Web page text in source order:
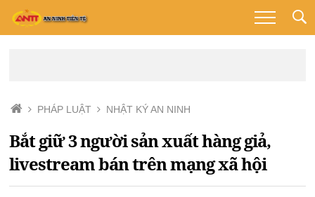
PHÁP LUẬT NHẬT KÝ AN NINH
Bắt giữ 3 người sản xuất hàng giả,
livestream bán trên mạng xã hội